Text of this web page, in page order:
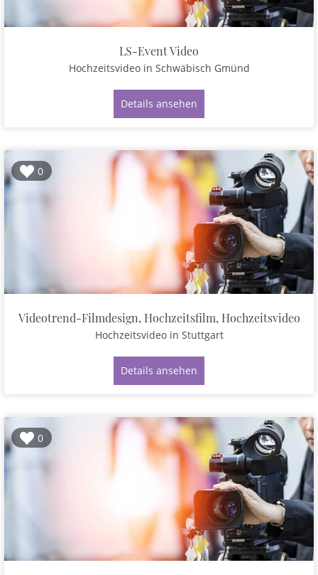
LS-Event Video
Hochzeitsvideo in Schwäbisch Gmünd
Details ansehen
0
Videotrend-Filmdesign, Hochzeitsfilm, Hochzeitsvideo
Hochzeitsvideo in Stuttgart
Details ansehen
0